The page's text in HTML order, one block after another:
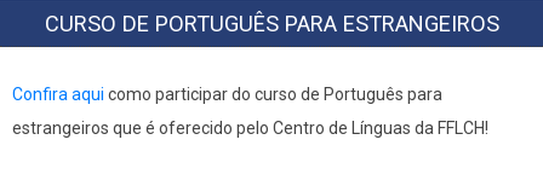
CURSO DE PORTUGUÊS PARA ESTRANGEIROS
Confira aqui como participar do curso de Português para
estrangeiros que é oferecido pelo Centro de Línguas da FFLCH!